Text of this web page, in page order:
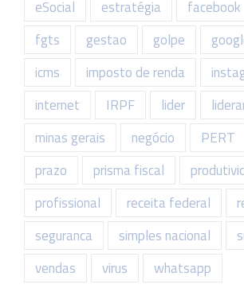
eSocial
estratégia facebook
fgts
gestao golpe
icms
imposto de renda
internet
IRPF lider
minas gerais
negócio PERT
prazo
prisma fiscal
profissional
receita federal
seguranca
simples nacional
vendas
virus whatsapp